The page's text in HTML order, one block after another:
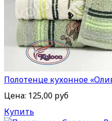
Полотенце кухонное
Цена: 125,00 руб
Купить